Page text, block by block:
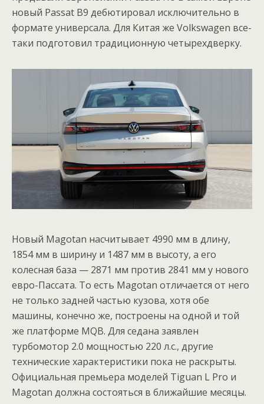
новый Passat B9 дебютировал исключительно в
формате универсала. Для Китая же Volkswagen все-
таки подготовил традиционную четырехдверку.
Новый Magotan насчитывает 4990 мм в длину,
1854 мм в ширину и 1487 мм в высоту, а его
колесная база — 2871 мм против 2841 мм у нового
евро-Пассата. То есть Magotan отличается от него
не только задней частью кузова, хотя обе
машины, конечно же, построены на одной и той
же платформе MQB. Для седана заявлен
турбомотор 2.0 мощностью 220 л.с., другие
технические характеристики пока не раскрыты.
Официальная премьера моделей Tiguan L Pro и
Magotan должна состояться в ближайшие месяцы.